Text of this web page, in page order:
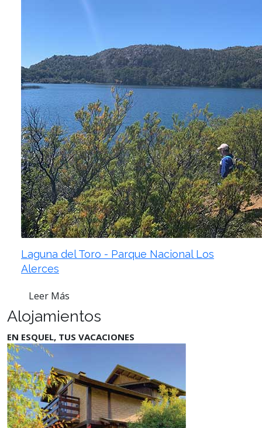
Laguna del Toro - Parque Nacional Los
Alerces
Leer Más
Alojamientos
EN ESQUEL, TUS VACACIONES